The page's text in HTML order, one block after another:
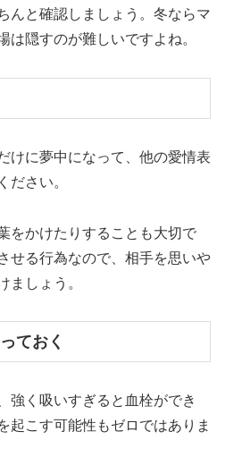
んと確認しましょう。冬ならマ
は隠すのが難しいですよね。
けに夢中になって、他の愛情表
ださい。
をかけたりすることも大切で
せる行為なので、相手を思いや
ましょう。
ておく
強く吸いすぎると血栓ができ
起こす可能性もゼロではありま